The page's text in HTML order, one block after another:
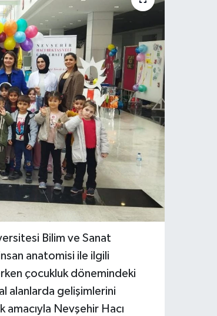
Bilim ve Sanat
anatomisi ile ilgili
çocukluk dönemindeki
alanlarda gelişimlerini
Nevşehir Hacı